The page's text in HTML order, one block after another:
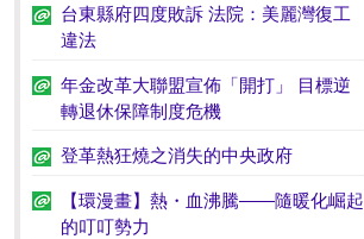
台東縣府四度敗訴 法院：美麗灣復工
違法
年金改革大聯盟宣佈「開打」 目標逆
轉退休保障制度危機
登革熱狂燒之消失的中央政府
【環漫畫】熱・血沸騰——隨暖化崛起
的叮叮勢力